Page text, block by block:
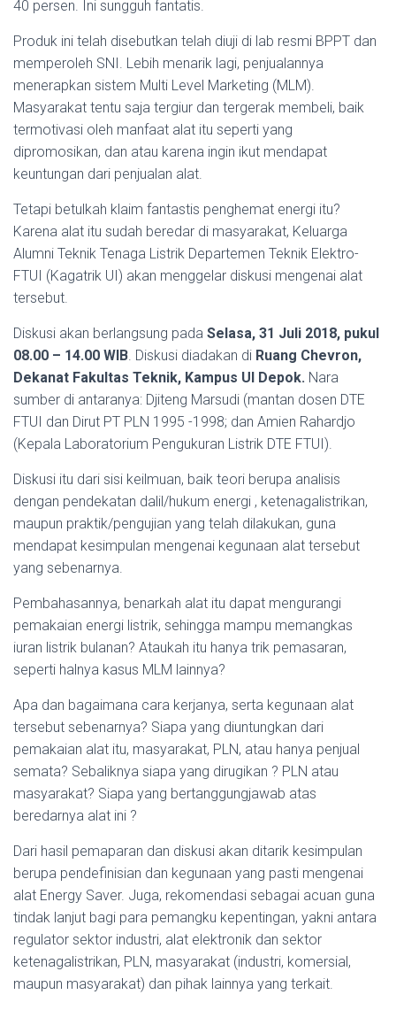
40 persen. Ini sungguh fantatis.
Produk ini telah disebutkan telah diuji di lab resmi BPPT dan
memperoleh SNI. Lebih menarik lagi, penjualannya
menerapkan sistem Multi Level Marketing (MLM).
Masyarakat tentu saja tergiur dan tergerak membeli, baik
termotivasi oleh manfaat alat itu seperti yang
dipromosikan, dan atau karena ingin ikut mendapat
keuntungan dari penjualan alat.
Tetapi betulkah klaim fantastis penghemat energi itu?
Karena alat itu sudah beredar di masyarakat, Keluarga
Alumni Teknik Tenaga Listrik Departemen Teknik Elektro-
FTUI (Kagatrik UI) akan menggelar diskusi mengenai alat
tersebut.
Diskusi akan berlangsung pada Selasa, 31 Juli 2018, pukul
08.00 – 14.00 WIB. Diskusi diadakan di Ruang Chevron,
Dekanat Fakultas Teknik, Kampus UI Depok. Nara
sumber di antaranya: Djiteng Marsudi (mantan dosen DTE
FTUI dan Dirut PT PLN 1995 -1998; dan Amien Rahardjo
(Kepala Laboratorium Pengukuran Listrik DTE FTUI).
Diskusi itu dari sisi keilmuan, baik teori berupa analisis
dengan pendekatan dalil/hukum energi , ketenagalistrikan,
maupun praktik/pengujian yang telah dilakukan, guna
mendapat kesimpulan mengenai kegunaan alat tersebut
yang sebenarnya.
Pembahasannya, benarkah alat itu dapat mengurangi
pemakaian energi listrik, sehingga mampu memangkas
iuran listrik bulanan? Ataukah itu hanya trik pemasaran,
seperti halnya kasus MLM lainnya?
Apa dan bagaimana cara kerjanya, serta kegunaan alat
tersebut sebenarnya? Siapa yang diuntungkan dari
pemakaian alat itu, masyarakat, PLN, atau hanya penjual
semata? Sebaliknya siapa yang dirugikan ? PLN atau
masyarakat? Siapa yang bertanggungjawab atas
beredarnya alat ini ?
Dari hasil pemaparan dan diskusi akan ditarik kesimpulan
berupa pendefinisian dan kegunaan yang pasti mengenai
alat Energy Saver. Juga, rekomendasi sebagai acuan guna
tindak lanjut bagi para pemangku kepentingan, yakni antara
regulator sektor industri, alat elektronik dan sektor
ketenagalistrikan, PLN, masyarakat (industri, komersial,
maupun masyarakat) dan pihak lainnya yang terkait.